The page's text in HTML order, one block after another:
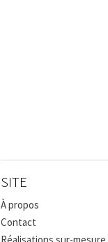
SITE
À propos
Contact